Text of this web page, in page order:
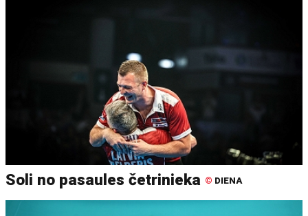
Soli no pasaules četrinieka © DIENA